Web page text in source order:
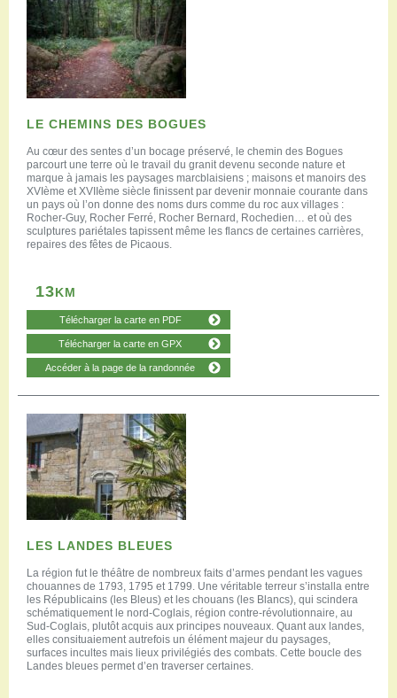
LE CHEMINS DES BOGUES
Au cœur des sentes d’un bocage préservé, le chemin des Bogues
parcourt une terre où le travail du granit devenu seconde nature et
marque à jamais les paysages marcblaisiens ; maisons et manoirs des
XVIème et XVIIème siècle finissent par devenir monnaie courante dans
un pays où l’on donne des noms durs comme du roc aux villages :
Rocher-Guy, Rocher Ferré, Rocher Bernard, Rochedien… et où des
sculptures pariétales tapissent même les flancs de certaines carrières,
repaires des fêtes de Picaous.
13KM
Télécharger la carte en PDF
Télécharger la carte en GPX
Accéder à la page de la randonnée
LES LANDES BLEUES
La région fut le théâtre de nombreux faits d’armes pendant les vagues
chouannes de 1793, 1795 et 1799. Une véritable terreur s’installa entre
les Républicains (les Bleus) et les chouans (les Blancs), qui scindera
schématiquement le nord-Coglais, région contre-révolutionnaire, au
Sud-Coglais, plutôt acquis aux principes nouveaux. Quant aux landes,
elles consituaiement autrefois un élément majeur du paysages,
surfaces incultes mais lieux privilégiés des combats. Cette boucle des
Landes bleues permet d’en traverser certaines.